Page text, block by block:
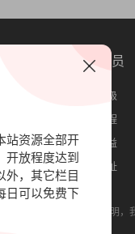
VIP会员
会员升级
会员流程
会员权益
永久地址
邮件联系并附上权益证明
站资源全部开
开放程度达到
外，其它栏目
日可以免费下